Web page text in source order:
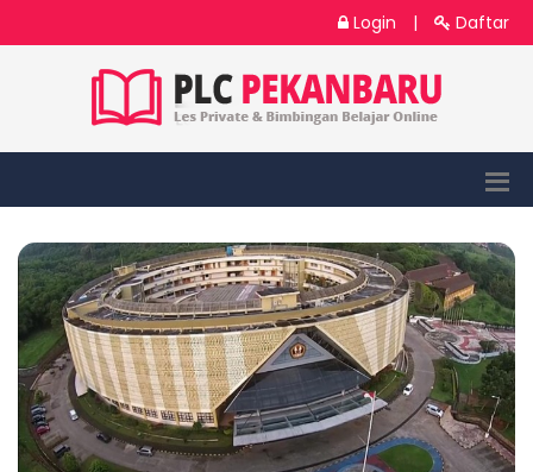
Login | Daftar